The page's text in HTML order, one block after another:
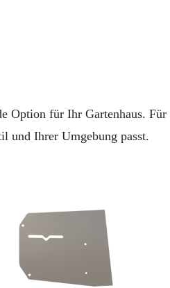
Option für Ihr Gartenhaus.
und Ihrer Umgebung passt.